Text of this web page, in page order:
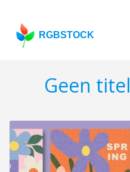
RGBSTOCK
Geen titel